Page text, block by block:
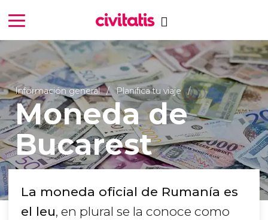
Información general Planifica tu viaje
Moneda de
Bucarest
La moneda oficial de Rumanía es
el leu, en plural se la conoce como